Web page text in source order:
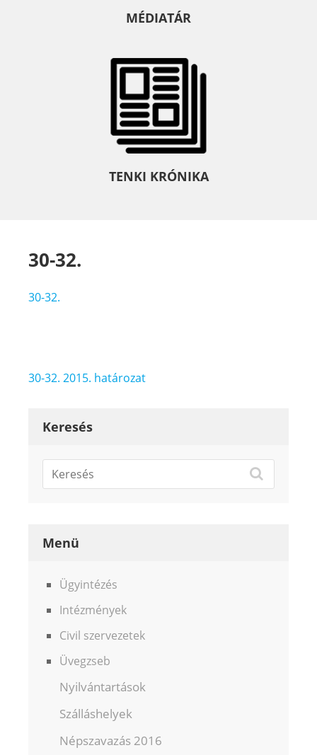
MÉDIATÁR
TENKI KRÓNIKA
30-32.
30-32.
Bejegyzés
30-32. 2015. határozat
Keresés
Menü
Ügyintézés
Intézmények
Civil szervezetek
Üvegzseb
Nyilvántartások
Szálláshelyek
Népszavazás 2016